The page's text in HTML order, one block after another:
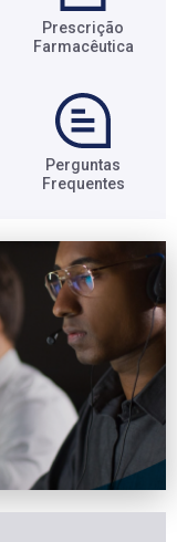
Prescrição
Farmacêutica​
Perguntas
Frequentes​